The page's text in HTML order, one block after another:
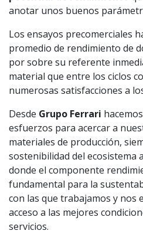
anotar unos buenos
Los ensayos precomerciales
promedio de rendimiento de
por sobre su referente
material que entre los ciclos
numerosas satisfacciones a
Desde Grupo Ferrari
esfuerzos para acercar a
materiales de producción,
sostenibilidad del ecosistema
donde el componente
fundamental para la
con las que trabajamos y nos
acceso a las mejores
servicios.